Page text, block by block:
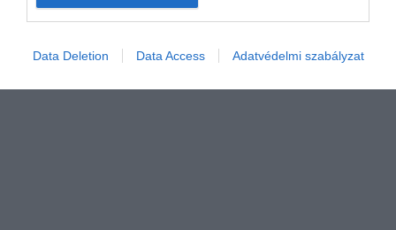
Data Deletion Data Access Adatvédelmi szabályzat